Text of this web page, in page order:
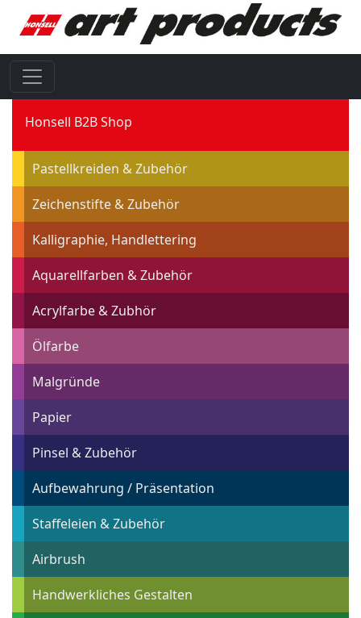
Honsell B2B Shop
Pastellkreiden & Zubehör
Zeichenstifte & Zubehör
Kalligraphie, Handlettering
Aquarellfarben & Zubehör
Acrylfarbe & Zubhör
Ölfarbe
Malgründe
Papier
Pinsel & Zubehör
Aufbewahrung / Präsentation
Staffeleien & Zubehör
Airbrush
Handwerkliches Gestalten